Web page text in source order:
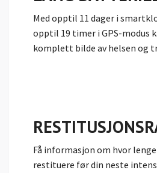
Med opptil 11 dager i
opptil 19 timer i GPS-modus
komplett bilde av helsen og
Få informasjon om hvor
restituere før din neste